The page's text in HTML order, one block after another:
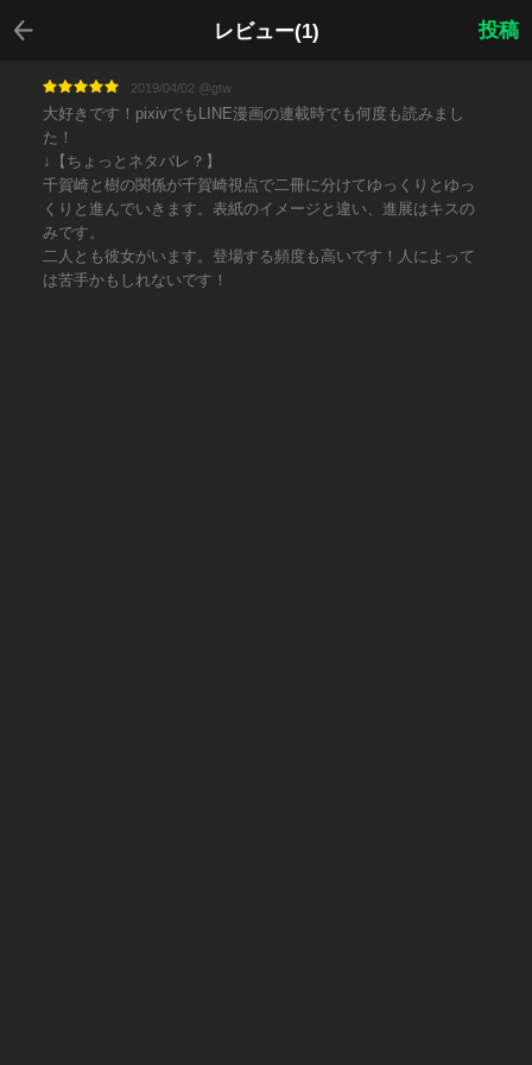
レビュー(1)
戻る
投稿
2019/04/02 @gtw
大好きです！pixivでもLINE漫画の連載時でも何度も読みまし
た！
↓【ちょっとネタバレ？】
千賀崎と樹の関係が千賀崎視点で二冊に分けてゆっくりとゆっ
くりと進んでいきます。表紙のイメージと違い、進展はキスの
みです。
二人とも彼女がいます。登場する頻度も高いです！人によって
は苦手かもしれないです！